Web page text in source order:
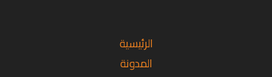
الرئيسية
المدونة